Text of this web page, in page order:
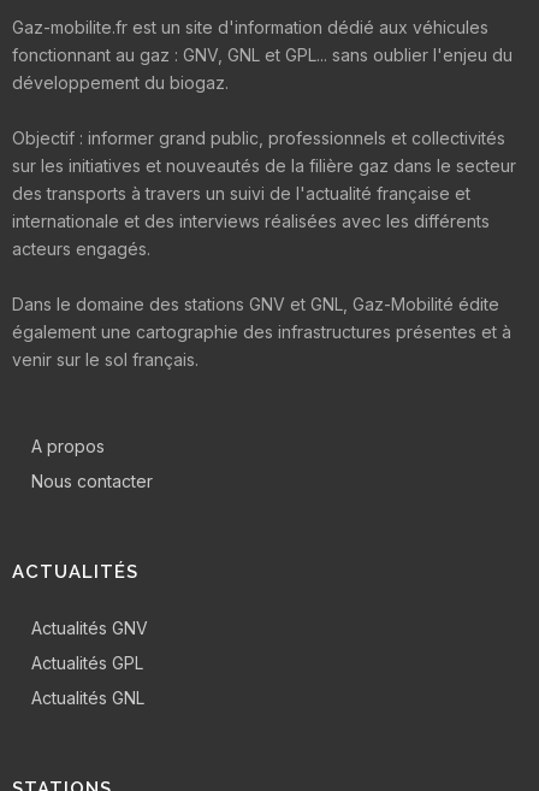
Gaz-mobilite.fr est un site d'information dédié aux véhicules
fonctionnant au gaz : GNV, GNL et GPL... sans oublier l'enjeu du
développement du biogaz.
Objectif : informer grand public, professionnels et collectivités
sur les initiatives et nouveautés de la filière gaz dans le secteur
des transports à travers un suivi de l'actualité française et
internationale et des interviews réalisées avec les différents
acteurs engagés.
Dans le domaine des stations GNV et GNL, Gaz-Mobilité édite
également une cartographie des infrastructures présentes et à
venir sur le sol français.
A propos
Nous contacter
ACTUALITÉS
Actualités GNV
Actualités GPL
Actualités GNL